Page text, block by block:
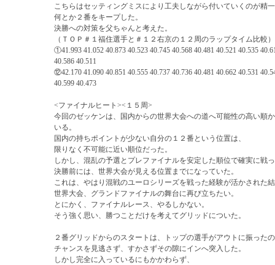
こちらはセッティングミスにより工夫しながら付いていくのが精
何とか２番をキープした。
決勝への対策を父ちゃんと考えた。
（ＴＯＰ＃１福住選手と＃１２右京の１２周のラップタイム比較）
①41.993 41.052 40.873 40.523 40.745 40.568 40.481 40.521 40.535
40.586 40.511
⑫42.170 41.090 40.851 40.555 40.737 40.736 40.481 40.662 40.531
40.599 40.473
<ファイナルヒート><１５周>
今回のゼッケンは、国内からの世界大会への道へ可能性の高い順
いる。
国内の持ちポイントが少ない自分の１２番という位置は、
限りなく不可能に近い順位だった。
しかし、混乱の予選とプレファイナルを安定した順位で確実に戦
決勝前には、世界大会が見える位置までになっていた。
これは、やはり混戦のユーロシリーズを戦った経験が活かされた
世界大会、グランドファイナルの舞台に再び立ちたい。
とにかく、ファイナルレース、やるしかない。
そう強く思い、勝つことだけを考えてグリッドについた。
２番グリッドからのスタートは、トップの選手がアウトに振った
チャンスを見逃さず、すかさずその隙にインへ突入した。
しかし完全に入っているにもかかわらず、